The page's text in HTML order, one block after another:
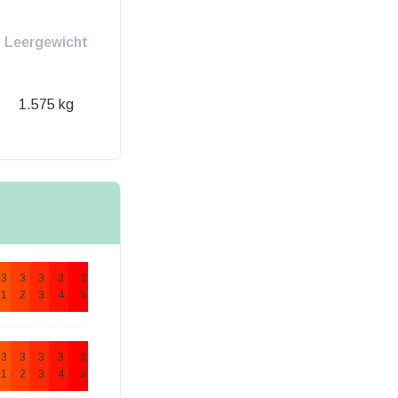
Leergewicht
1.575 kg
3
1
3
2
3
3
3
4
3
5
3
1
3
2
3
3
3
4
3
5